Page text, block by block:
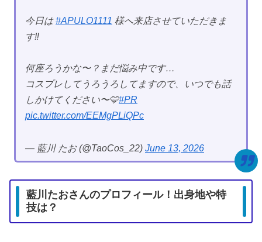
今日は#APULO1111 様へ来店させていただきま
す‼️
何座ろうかな〜？まだ悩み中です…
コスプレしてうろうろしてますので、いつでも話
しかけてください〜🩵#PR
pic.twitter.com/EEMgPLiQPc
— 藍川 たお (@TaoCos_22) June 13, 2026
藍川たおさんのプロフィール！出身地や特
技は？